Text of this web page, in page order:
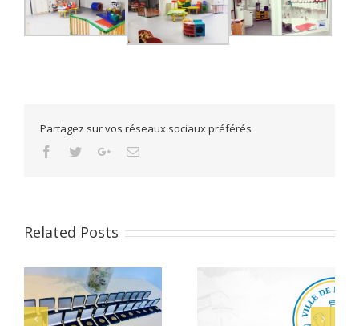
Partagez sur vos réseaux sociaux préférés
Facebook
TwitterGoogle+Email
Related Posts